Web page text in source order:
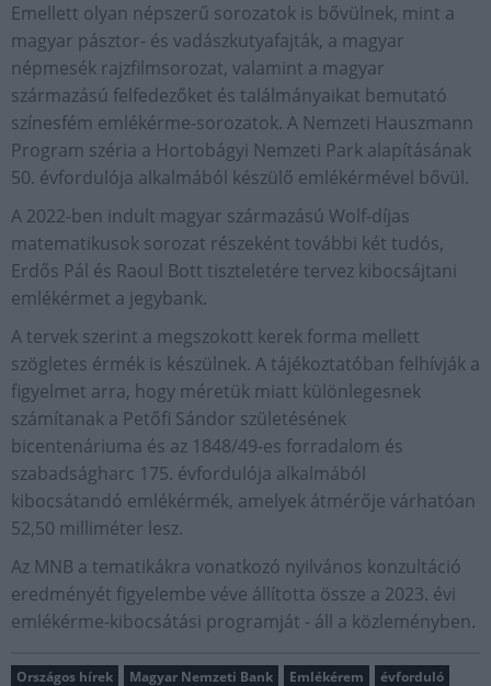
Emellett olyan népszerű sorozatok is bővülnek, mint a
magyar pásztor- és vadászkutyafajták, a magyar
népmesék rajzfilmsorozat, valamint a magyar
származású felfedezőket és találmányaikat bemutató
színesfém emlékérme-sorozatok. A Nemzeti Hauszmann
Program széria a Hortobágyi Nemzeti Park alapításának
50. évfordulója alkalmából készülő emlékérmével bővül.
A 2022-ben indult magyar származású Wolf-díjas
matematikusok sorozat részeként további két tudós,
Erdős Pál és Raoul Bott tiszteletére tervez kibocsájtani
emlékérmet a jegybank.
A tervek szerint a megszokott kerek forma mellett
szögletes érmék is készülnek. A tájékoztatóban felhívják a
figyelmet arra, hogy méretük miatt különlegesnek
számítanak a Petőfi Sándor születésének
bicentenáriuma és az 1848/49-es forradalom és
szabadságharc 175. évfordulója alkalmából
kibocsátandó emlékérmék, amelyek átmérője várhatóan
52,50 milliméter lesz.
Az MNB a tematikákra vonatkozó nyilvános konzultáció
eredményét figyelembe véve állította össze a 2023. évi
emlékérme-kibocsátási programját - áll a közleményben.
Országos hírek Magyar Nemzeti Bank Emlékérem évforduló